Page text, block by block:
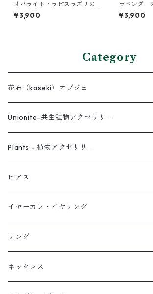
オパライト・ラピスラズリの2
連バングル
¥3,900
ラベンダー
ヤーカフ
¥3,900
Category
花石（kaseki）オブジェ
Unionite-共生鉱物アクセサリー
ピアス
ネックレス
イヤーカフ
イヤリング
Plants - 植物アクセサリー
ピアス
ネックレス
リング
ブレス
ピアス
スタッド・一粒
フック・ぶら下がり
フープ
イヤーカフ・イヤリング
原石イヤーカフ
植物イヤーカフ
リング
ネックレス